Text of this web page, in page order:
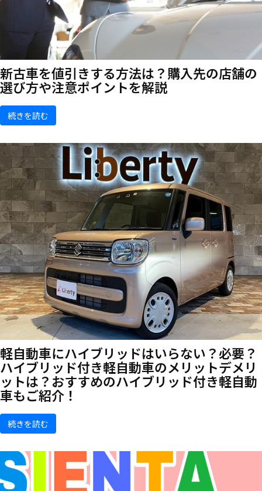
新古車を値引きする方法は？購入先の店舗の
選び方や注意ポイントを解説
続きを読む
軽自動車にハイブリッドはいらない？必要？
ハイブリッド付き軽自動車のメリットデメリ
ットは？おすすめのハイブリッド付き軽自動
車もご紹介！
続きを読む